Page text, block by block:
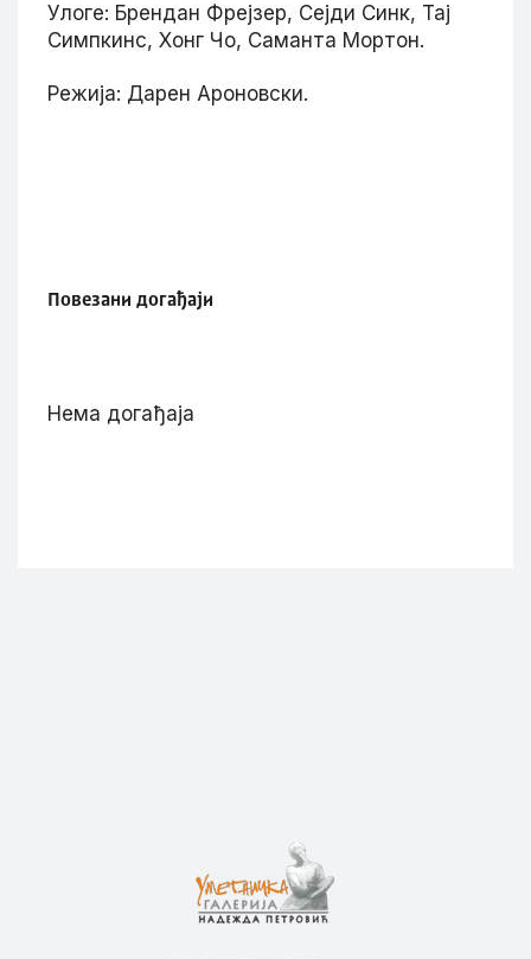
Улоге: Брендан Фрејзер, Сејди Синк, Тај
Симпкинс, Хонг Чо, Саманта Мортон.
Режија: Дарен Ароновски.
Повезани догађаји
Нема догађаја